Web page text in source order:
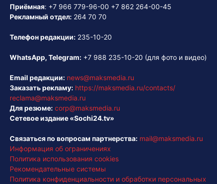
Приёмная: +7 966 779-96-00 +7 862 264-00-45
Рекламный отдел: 264 70 70
Телефон редакции: 235-10-20
WhatsApp, Telegram: +7 988 235-10-20 (для фото и видео)
Email редакции: news@maksmedia.ru
Заказать рекламу: https://maksmedia.ru/contacts/
reclama@maksmedia.ru
Для резюме: corp@maksmedia.ru
Сетевое издание «Sochi24.tv»
Связаться по вопросам партнерства: mail@maksmedia.ru
Информация об ограничениях
Политика использования cookies
Рекомендательные системы
Политика конфиденциальности и обработки персональных